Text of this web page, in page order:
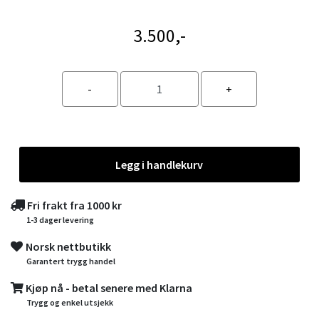
3.500,-
Legg i handlekurv
Fri frakt fra 1000 kr
1-3 dager levering
Norsk nettbutikk
Garantert trygg handel
Kjøp nå - betal senere med Klarna
Trygg og enkel utsjekk